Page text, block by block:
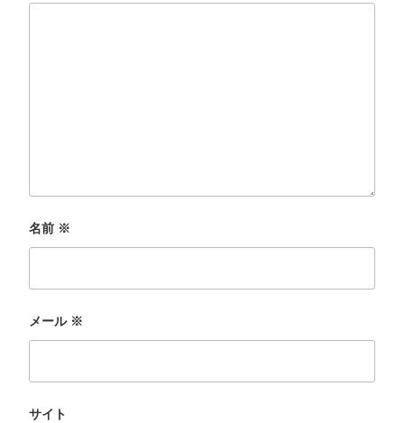
名前 ※
メール ※
サイト